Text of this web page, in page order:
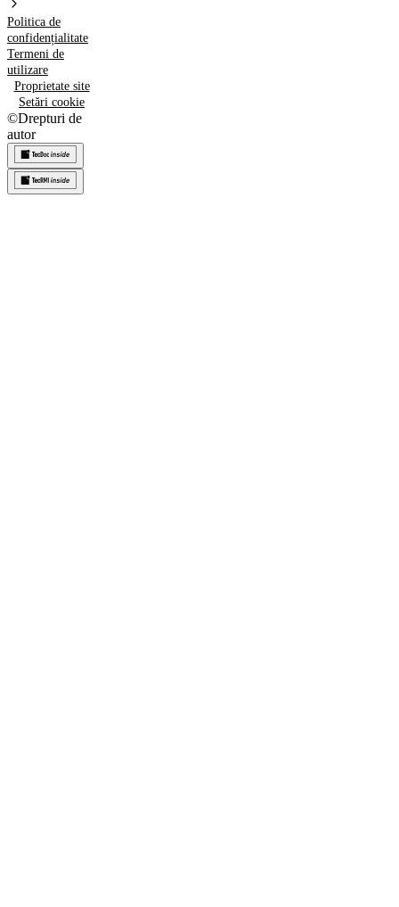
Politica de
confidențialitate
Termeni de
utilizare
Proprietate site
Setări cookie
©Drepturi de
autor